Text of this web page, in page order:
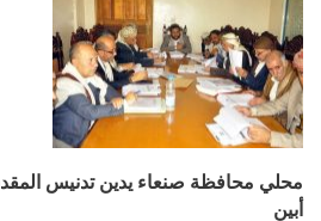
محلي محافظة صنعاء يدين تدنيس
أبين